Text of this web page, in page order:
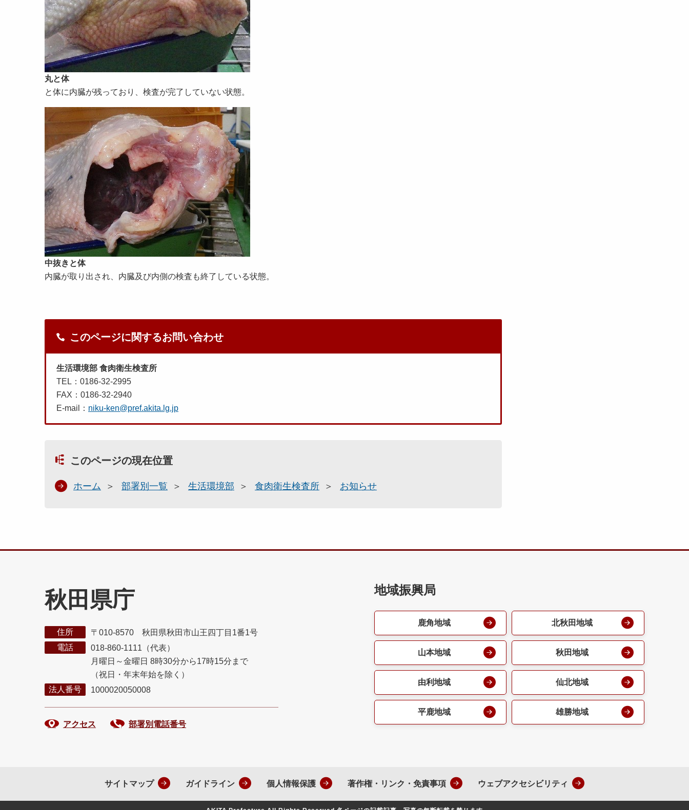
丸と体
と体に内臓が残っており、検査が完了していない状態。
中抜きと体
内臓が取り出され、内臓及び内側の検査も終了している状態。
このページに関するお問い合わせ
生活環境部 食肉衛生検査所
TEL：0186-32-2995
FAX：0186-32-2940
E-mail： niku-ken@pref.akita.lg.jp
このページの現在位置
ホーム 部署別一覧 生活環境部 食肉衛生検査所 お知らせ
秋田県庁
住所
〒010-8570 秋田県秋田市山王四丁目1番1号
電話
018-860-1111（代表）
月曜日～金曜日 8時30分から17時15分まで
（祝日・年末年始を除く）
法人番号
1000020050008
アクセス 部署別電話番号
地域振興局
鹿角地域 北秋田地域
山本地域 秋田地域
由利地域 仙北地域
平鹿地域 雄勝地域
サイトマップ ガイドライン 個人情報保護 著作権・リンク・免責事項 ウェブアクセシビリティ